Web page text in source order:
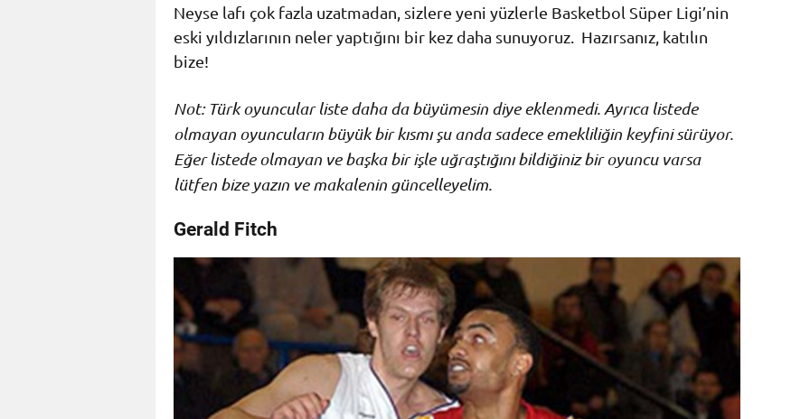
Neyse lafı çok fazla uzatmadan, sizlere yeni yüzlerle Basketbol Süper Ligi’nin
eski yıldızlarının neler yaptığını bir kez daha sunuyoruz. Hazırsanız, katılın
bize!
Not: Türk oyuncular liste daha da büyümesin diye eklenmedi. Ayrıca listede
olmayan oyuncuların büyük bir kısmı şu anda sadece emekliliğin keyfini sürüyor.
Eğer listede olmayan ve başka bir işle uğraştığını bildiğiniz bir oyuncu varsa
lütfen bize yazın ve makalenin güncelleyelim.
Gerald Fitch